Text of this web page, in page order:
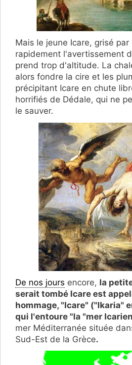
Mais le jeune Icare, grisé
rapidement l'avertissement
prend trop d'altitude. La
alors fondre la cire et les
précipitant Icare en chute
horrifiés de Dédale, qui ne
le sauver.
De nos jours encore, la
serait tombé Icare est
hommage, "Icare" ("Ikaria"
qui l'entoure "la "mer
mer Méditerranée située
Sud-Est de la Grèce.